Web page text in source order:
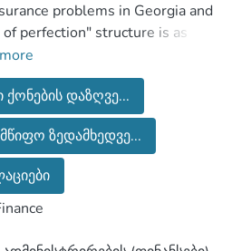
problems in Georgia and
perfection" structure is as
of the thesis is the subject of
actuality, research
tasks are set,directions.
chapter of the thesis product-
insurance have considered
of real estate insurance. the
essence and content of the
ქონების დაზღვე...
ზედამხედვე...